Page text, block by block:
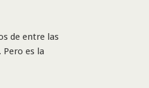
de entre las
es la